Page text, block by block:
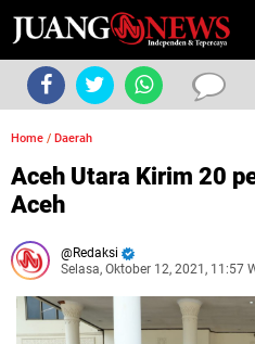
Home / Daerah
Aceh Utara Kirim 20
Aceh
Redaksi
Selasa, Oktober 12, 2021, 11:57